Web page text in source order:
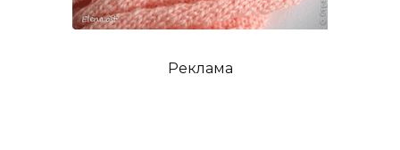
Реклама